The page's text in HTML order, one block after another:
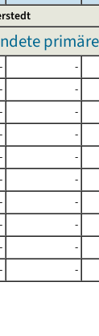
- -
- -
- -
- -
- -
- -
- -
- -
- -
- -